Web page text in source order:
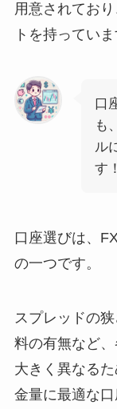
用意されてお
トを持っていま
口
も
ル
す！
口座選びは、
の一つです。
スプレッドの
料の有無など
大きく異なる
金量に最適な